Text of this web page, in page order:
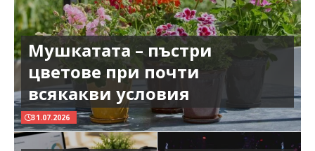
Мушкатата – пъстри
цветове при почти
всякакви условия
31.07.2026